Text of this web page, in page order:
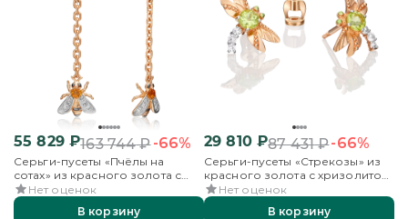
55 829₽163 744₽-66%
Серьги-пусеты «Пчёлы на
сотах» из красного золота с
цитринами и бесцветными
топазами
Нет оценок
В корзину
29 810₽87 431₽-66%
Серьги-пусеты «Стрекозы» из
красного золота с хризолитом,
бесцветными топазами и
эмалью
Нет оценок
В корзину